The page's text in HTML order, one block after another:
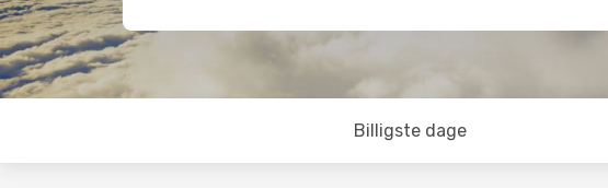
Billigste dage